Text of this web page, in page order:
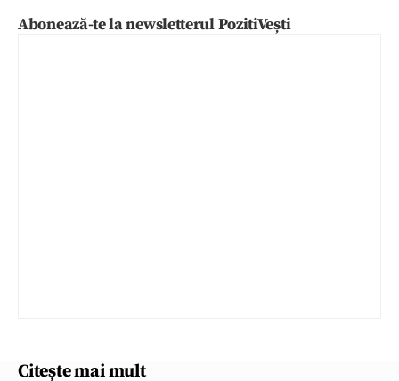
Abonează-te la newsletterul PozitiVești
Citește mai mult